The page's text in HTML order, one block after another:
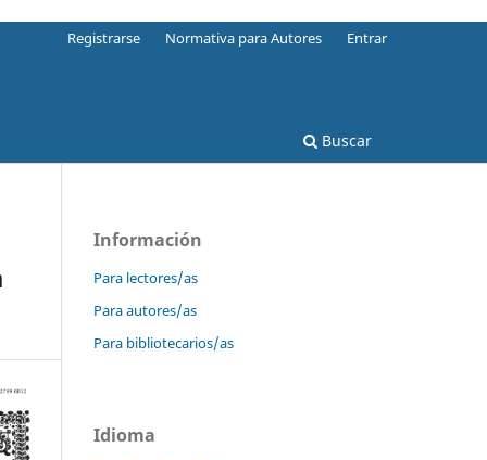
Buscar
Registrarse Normativa para Autores Entrar
Información
Para lectores/as
Para autores/as
Para bibliotecarios/as
Idioma